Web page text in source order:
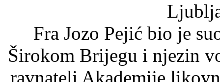
Fra Jozo Pejić bio je
Širokom Brijegu i njezin
ravnatelj Akademije